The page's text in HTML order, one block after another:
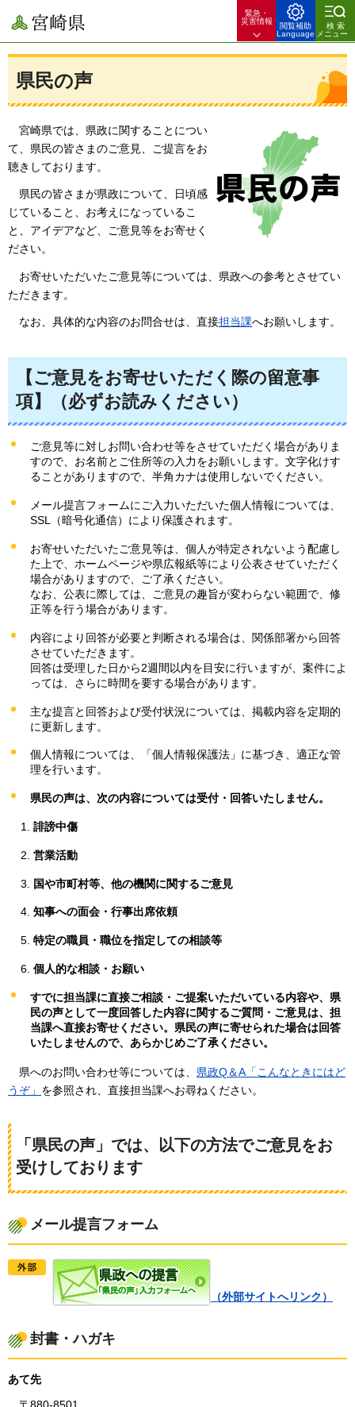
宮崎県
緊急・
災害情報
閲覧補助
Language
検索
メニュー
県民の声
宮崎県では、県政に関することについ
て、県民の皆さまのご意見、ご提言をお
聴きしております。
県民の皆さまが県政について、日頃感
じていること、お考えになっているこ
と、アイデアなど、ご意見等をお寄せく
ださい。
お寄せいただいたご意見等については、県政への参考とさせてい
ただきます。
なお、具体的な内容のお問合せは、直接担当課へお願いします。
【ご意見をお寄せいただく際の留意事
項】（必ずお読みください）
ご意見等に対しお問い合わせ等をさせていただく場合がありま
すので、お名前とご住所等の入力をお願いします。文字化けす
ることがありますので、半角カナは使用しないでください。
メール提言フォームにご入力いただいた個人情報については、
SSL（暗号化通信）により保護されます。
お寄せいただいたご意見等は、個人が特定されないよう配慮し
た上で、ホームページや県広報紙等により公表させていただく
場合がありますので、ご了承ください。
なお、公表に際しては、ご意見の趣旨が変わらない範囲で、修
正等を行う場合があります。
内容により回答が必要と判断される場合は、関係部署から回答
させていただきます。
回答は受理した日から2週間以内を目安に行いますが、案件によ
っては、さらに時間を要する場合があります。
主な提言と回答および受付状況については、掲載内容を定期的
に更新します。
個人情報については、「個人情報保護法」に基づき、適正な管
理を行います。
県民の声は、次の内容については受付・回答いたしません。
誹謗中傷
営業活動
国や市町村等、他の機関に関するご意見
知事への面会・行事出席依頼
特定の職員・職位を指定しての相談等
個人的な相談・お願い
すでに担当課に直接ご相談・ご提案いただいている内容や、県
民の声として一度回答した内容に関するご質問・ご意見は、担
当課へ直接お寄せください。県民の声に寄せられた場合は回答
いたしませんので、あらかじめご了承ください。
県へのお問い合わせ等については、 県政Q＆A「こんなときにはど
うぞ」 を参照され、直接担当課へお尋ねください。
「県民の声」では、以下の方法でご意見をお
受けしております
メール提言フォーム
（外部サイトへリンク）
封書・ハガキ
あて先